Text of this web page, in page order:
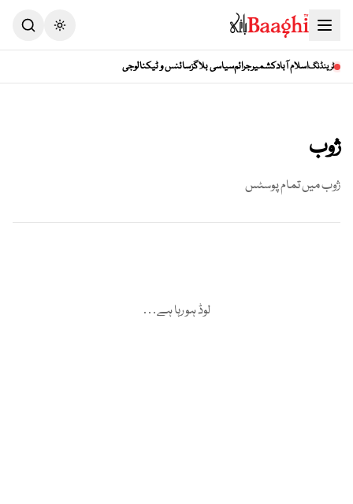
Toggle theme
ٹرینڈنگاسلام آبادکشمیرجرائمسیاسی بلاگزسائنس و ٹیکنالوجی
ژوب
ژوبمیں تمام پوسٹس
لوڈ ہو رہا ہے…